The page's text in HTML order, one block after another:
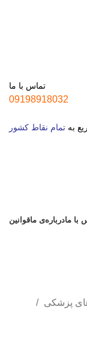
تماس با ما
09198918032
به تمام نقاط کشور
با مادرباره‌ی ماقوانین
پزشکی